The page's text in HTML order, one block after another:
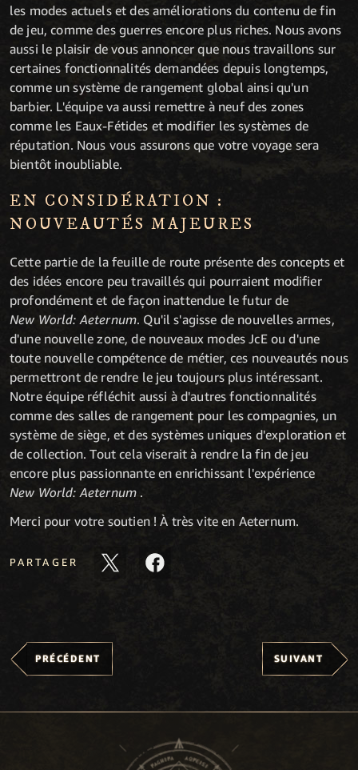
les modes actuels et des améliorations du contenu de fin
de jeu, comme des guerres encore plus riches. Nous avons
aussi le plaisir de vous annoncer que nous travaillons sur
certaines fonctionnalités demandées depuis longtemps,
comme un système de rangement global ainsi qu'un
barbier. L'équipe va aussi remettre à neuf des zones
comme les Eaux-Fétides et modifier les systèmes de
réputation. Nous vous assurons que votre voyage sera
bientôt inoubliable.
EN CONSIDÉRATION :
NOUVEAUTÉS MAJEURES
Cette partie de la feuille de route présente des concepts et
des idées encore peu travaillés qui pourraient modifier
profondément et de façon inattendue le futur de
New World: Aeternum. Qu'il s'agisse de nouvelles armes,
d'une nouvelle zone, de nouveaux modes JcE ou d'une
toute nouvelle compétence de métier, ces nouveautés nous
permettront de rendre le jeu toujours plus intéressant.
Notre équipe réfléchit aussi à d'autres fonctionnalités
comme des salles de rangement pour les compagnies, un
système de siège, et des systèmes uniques d'exploration et
de collection. Tout cela viserait à rendre la fin de jeu
encore plus passionnante en enrichissant l'expérience
New World: Aeternum .
Merci pour votre soutien ! À très vite en Aeternum.
PARTAGER
PRÉCÉDENT SUIVANT